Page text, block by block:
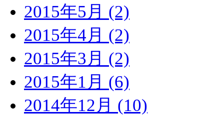
2015年5月 (2)
2015年4月 (2)
2015年3月 (2)
2015年1月 (6)
2014年12月 (10)